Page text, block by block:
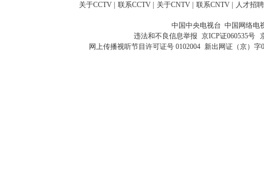
关于CCTV 联系CCTV 关于CNTV 联系CNTV 人才招聘
中国中央电视台 中国网络电
违法和不良信息举报 京ICP证060535号
网上传播视听节目许可证号 0102004 新出网证（京）